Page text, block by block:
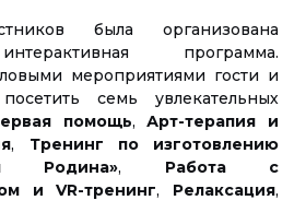
была организована
программа.
мероприятиями гости и
семь увлекательных
помощь,Арт-терапия и
, Тренинг по изготовлению
Родина», Работа с
и VR-тренинг, Релаксация,